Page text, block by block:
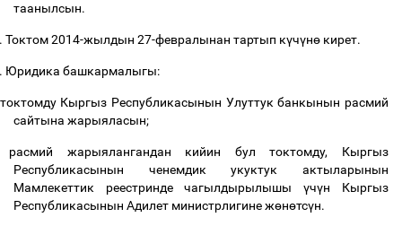
таанылсын.
Токтом 2014-жылдын 27-февралынан тартып күчүнө кирет.
Юридика башкармалыгы:
токтомду Кыргыз Республикасынын Улуттук банкынын расмий
сайтына жарыяласын;
расмий жарыялангандан кийин бул токтомду, Кыргыз
Республикасынын ченемдик укуктук актыларынын
Мамлекеттик реестринде чагылдырылышыүчүн Кыргыз
Республикасынын Адилет министрлигине жөнөтсүн.